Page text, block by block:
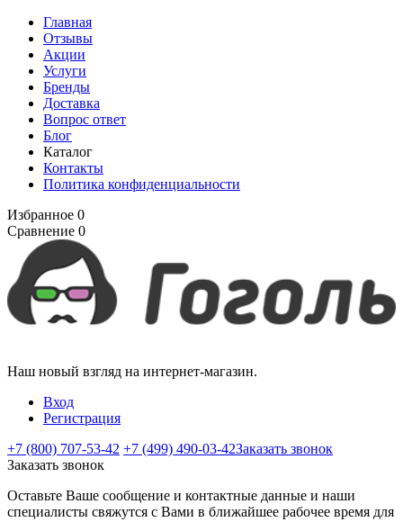
Главная
Отзывы
Акции
Услуги
Бренды
Доставка
Вопрос ответ
Блог
Каталог
Контакты
Политика конфиденциальности
Избранное 0
Сравнение 0
Наш новый взгляд на интернет-магазин.
Вход
Регистрация
+7 (800) 707-53-42 +7 (499) 490-03-42Заказать звонок
Заказать звонок
Оставьте Ваше сообщение и контактные данные и наши
специалисты свяжутся с Вами в ближайшее рабочее время для